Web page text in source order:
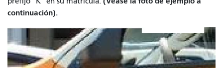
continuación).